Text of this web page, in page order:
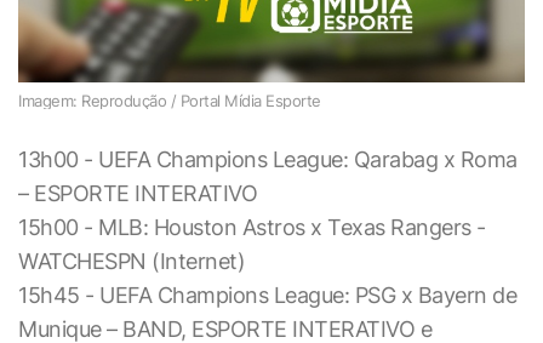
Imagem: Reprodução / Portal Mídia Esporte
13h00 - UEFA Champions League: Qarabag x Roma
– ESPORTE INTERATIVO
15h00 - MLB: Houston Astros x Texas Rangers -
WATCHESPN (Internet)
15h45 - UEFA Champions League: PSG x Bayern de
Munique – BAND, ESPORTE INTERATIVO e